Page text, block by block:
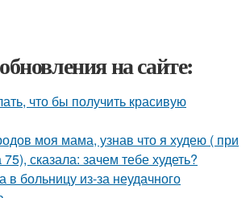
на сайте:
что бы получить красивую
моя мама, узнав что я худею ( при
сказала: зачем тебе худеть?
больницу из-за неудачного